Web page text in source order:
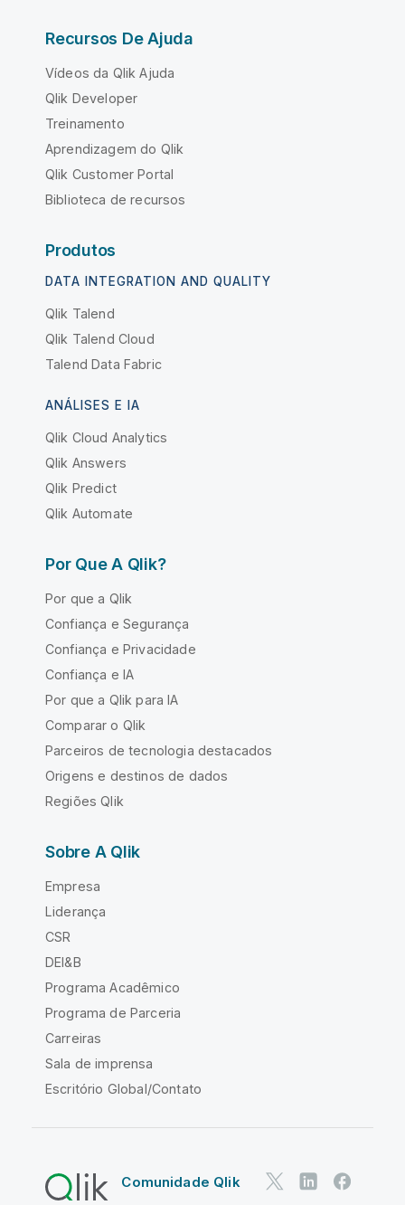
Recursos De Ajuda
Vídeos da Qlik Ajuda
Qlik Developer
Treinamento
Aprendizagem do Qlik
Qlik Customer Portal
Biblioteca de recursos
Produtos
DATA INTEGRATION AND QUALITY
Qlik Talend
Qlik Talend Cloud
Talend Data Fabric
ANÁLISES E IA
Qlik Cloud Analytics
Qlik Answers
Qlik Predict
Qlik Automate
Por Que A Qlik?
Por que a Qlik
Confiança e Segurança
Confiança e Privacidade
Confiança e IA
Por que a Qlik para IA
Comparar o Qlik
Parceiros de tecnologia destacados
Origens e destinos de dados
Regiões Qlik
Sobre A Qlik
Empresa
Liderança
CSR
DEI&B
Programa Acadêmico
Programa de Parceria
Carreiras
Sala de imprensa
Escritório Global/Contato
Comunidade Qlik